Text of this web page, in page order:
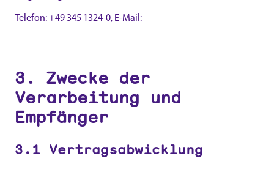
Telefon: +49 345 1324-0, E-Mail:
3. Zwecke der
Verarbeitung und
Empfänger
3.1 Vertragsabwicklung